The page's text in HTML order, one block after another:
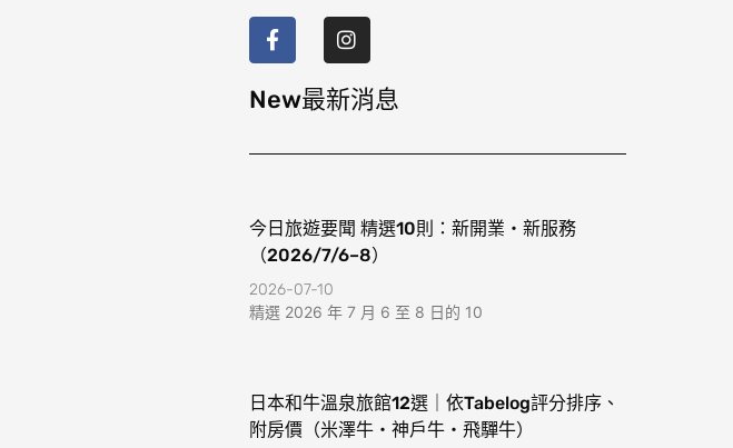
a
c
e
b
o
k
n
s
t
a
g
a
New最新消息
今日旅遊要聞 精選10則：新開業・新服務
（2026/7/6–8）
2026-07-10
精選 2026 年 7 月 6 至 8 日的 10
日本和牛溫泉旅館12選｜依Tabelog評分排序、
附房價（米澤牛・神戶牛・飛驒牛）